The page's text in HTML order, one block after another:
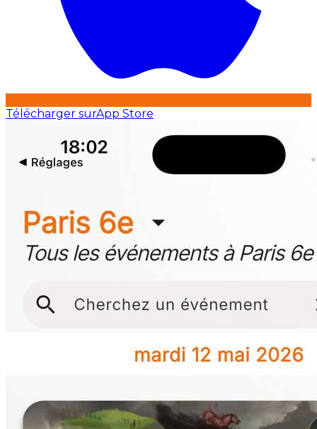
Télécharger surApp Store